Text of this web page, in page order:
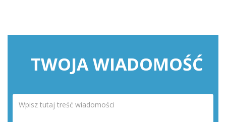
TWOJA WIADOMOŚĆ